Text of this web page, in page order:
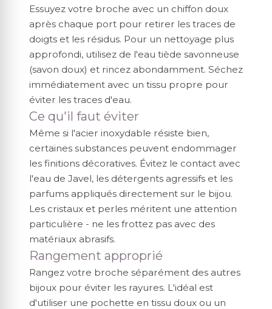
Essuyez votre broche avec un chiffon doux
après chaque port pour retirer les traces de
doigts et les résidus. Pour un nettoyage plus
approfondi, utilisez de l'eau tiède savonneuse
(savon doux) et rincez abondamment. Séchez
immédiatement avec un tissu propre pour
éviter les traces d'eau.
Ce qu'il faut éviter
Même si l'acier inoxydable résiste bien,
certaines substances peuvent endommager
les finitions décoratives. Évitez le contact avec
l'eau de Javel, les détergents agressifs et les
parfums appliqués directement sur le bijou.
Les cristaux et perles méritent une attention
particulière - ne les frottez pas avec des
matériaux abrasifs.
Rangement approprié
Rangez votre broche séparément des autres
bijoux pour éviter les rayures. L'idéal est
d'utiliser une pochette en tissu doux ou un